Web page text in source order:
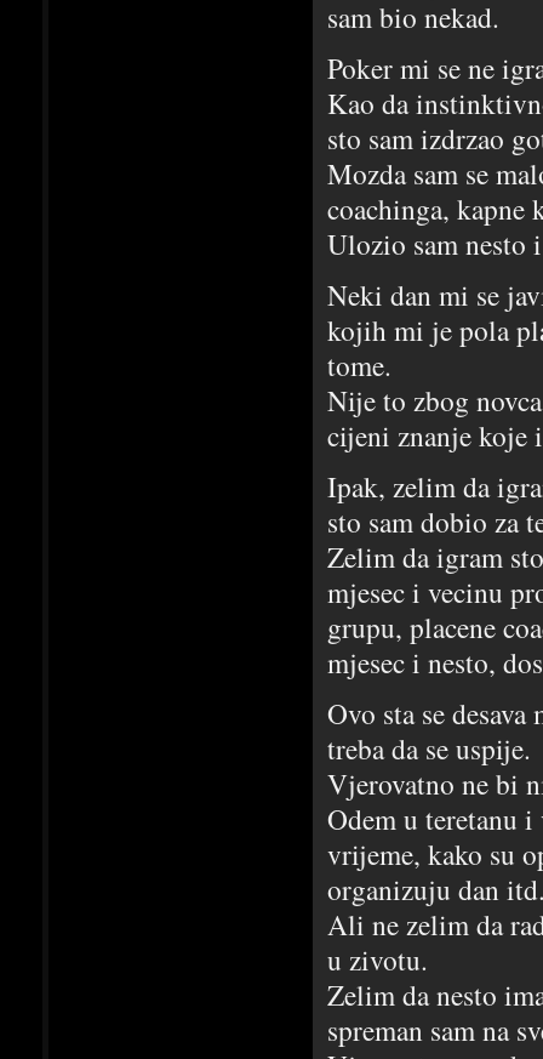
sam bio nekad.
Poker mi se ne
Kao da
sto sam izdrzao
Mozda sam se
coachinga,
Ulozio sam nesto
Neki dan mi se
kojih mi je pola
tome.
Nije to zbog
cijeni znanje
Ipak, zelim da
sto sam dobio za
Zelim da igram
mjesec i vecinu
grupu, placene
mjesec i nesto,
Ovo sta se
treba da se uspije.
Vjerovatno ne bi
Odem u teretanu
vrijeme, kako su
organizuju dan
Ali ne zelim da
u zivotu.
Zelim da nesto
spreman sam na